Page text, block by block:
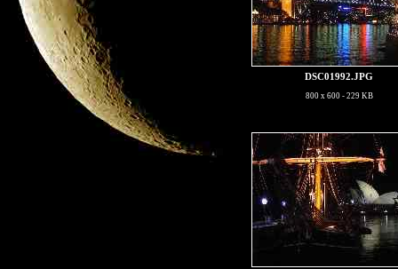
DSC01992.JPG
800 x 600 - 229 KB